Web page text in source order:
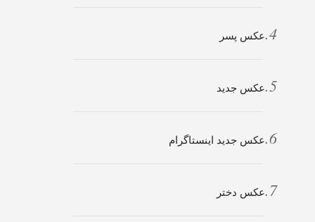
عکس پسر
عکس جدید
عکس جدید اینستاگرام
عکس دختر